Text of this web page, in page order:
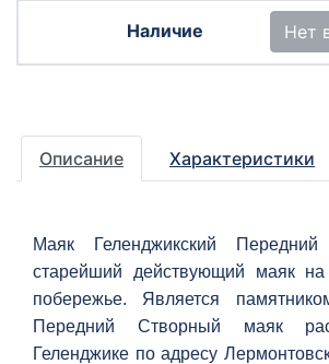
Нет
Описание Характеристики
Маяк Геленджикский
старейший действующий маяк
побережье. Является
Передний Створный маяк
Геленджике по адресу